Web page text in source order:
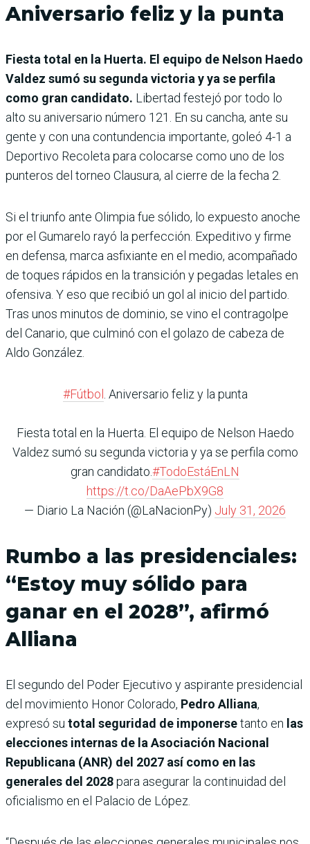
Aniversario feliz y la punta
Fiesta total en la Huerta. El equipo de Nelson Haedo
Valdez sumó su segunda victoria y ya se perfila
como gran candidato. Libertad festejó por todo lo
alto su aniver­sario número 121. En su cancha, ante su
gente y con una contundencia impor­tante, goleó 4-1 a
Deportivo Recoleta para colocarse como uno de los
punteros del tor­neo Clausura, al cierre de la fecha 2.
Si el triunfo ante Olimpia fue sólido, lo expuesto ano­che
por el Gumarelo rayó la perfección. Expeditivo y firme
en defensa, marca asfi­xiante en el medio, acompa­ñado
de toques rápidos en la transición y pegadas letales en
ofensiva. Y eso que reci­bió un gol al inicio del par­tido.
Tras unos minutos de dominio, se vino el contra­golpe
del Canario, que cul­minó con el golazo de cabeza de
Aldo González.
#Fútbol . Aniversario feliz y la punta
Fiesta total en la Huerta. El equipo de Nelson Haedo
Valdez sumó su segunda victoria y ya se perfila como
gran candidato.#TodoEstáEnLN
https://t.co/DaAePbX9G8
— Diario La Nación (@LaNacionPy) July 31, 2026
Rumbo a las presidenciales:
“Estoy muy sólido para
ganar en el 2028”, afirmó
Alliana
El segundo del Poder Ejecutivo y aspirante presidencial
del movimiento Honor Colorado, Pedro Alliana,
expresó su total seguridad de imponersetanto en las
elecciones internas de la Asociación Nacional
Republicana (ANR) del 2027 así como en las
generales del 2028para asegurar la continuidad del
oficialismo en el Palacio de López.